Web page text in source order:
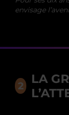
envisage
LA